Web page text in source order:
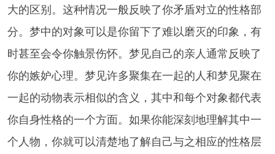
大的区别。这种情况一般反映了你矛盾对立的性格部
分。梦中的对象可以是你留下了难以磨灭的印象，有
时甚至会令你触景伤怀。梦见自己的亲人通常反映了
你的嫉妒心理。梦见许多聚集在一起的人和梦见聚在
一起的动物表示相似的含义，其中和每个对象都代表
你自身性格的一个方面。如果你能深刻地理解其中一
个人物，你就可以清楚地了解自己与之相应的性格层